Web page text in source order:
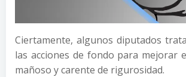
Ciertamente, algunos diputados
las acciones de fondo para mejorar
mañoso y carente de rigurosidad.